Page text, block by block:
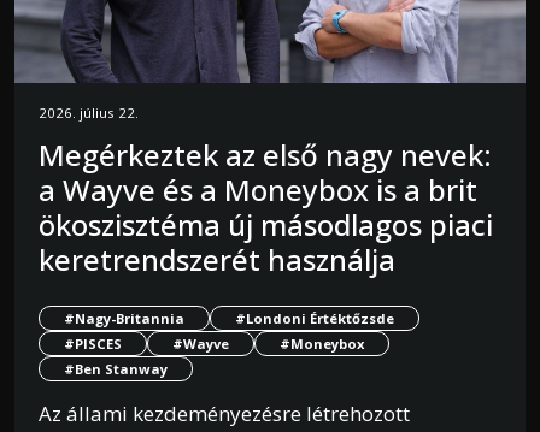
2026. július 22.
Megérkeztek az első nagy nevek:
a Wayve és a Moneybox is a brit
ökoszisztéma új másodlagos piaci
keretrendszerét használja
#Nagy-Britannia
#Londoni Értéktőzsde
#PISCES
#Wayve
#Moneybox
#Ben Stanway
Az állami kezdeményezésre létrehozott